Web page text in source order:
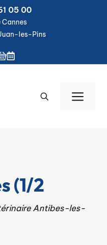
05 00
Cannes
les-Pins
(1/2
Antibes-les-